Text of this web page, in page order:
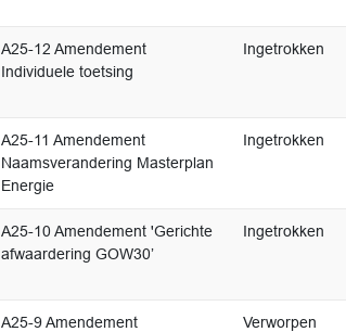
A25-12 Amendement
Individuele toetsing
Ingetrokken
A25-11 Amendement
Naamsverandering Masterplan
Energie
Ingetrokken
A25-10 Amendement 'Gerichte
afwaardering GOW30’
Ingetrokken
A25-9 Amendement
Verworpen